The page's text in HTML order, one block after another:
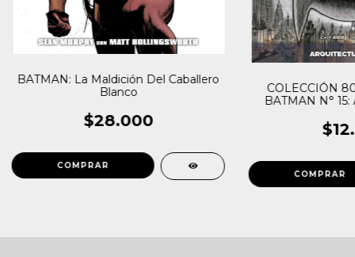
BATMAN: La Maldición Del Caballero
Blanco
$28.000
COLECCIÓN
BATMAN N°